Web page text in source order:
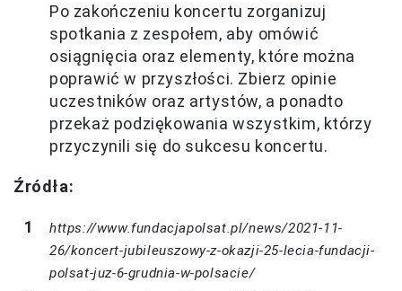
Po zakończeniu koncertu zorganizuj
spotkania z zespołem, aby omówić
osiągnięcia oraz elementy, które można
poprawić w przyszłości. Zbierz opinie
uczestników oraz artystów, a ponadto
przekaż podziękowania wszystkim, którzy
przyczynili się do sukcesu koncertu.
Źródła:
https://www.fundacjapolsat.pl/news/2021-11-
26/koncert-jubileuszowy-z-okazji-25-lecia-fundacji-
polsat-juz-6-grudnia-w-polsacie/